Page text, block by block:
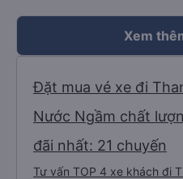
Xem
Đặt mua vé xe đi
Nước Ngầm chất
đãi nhất: 21 chuyến
Tư vấn TOP 4 xe khách đi